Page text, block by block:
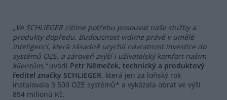
„Ve SCHLIEGER cítíme potřebu posouvat naše služby a
produkty dopředu. Budoucnost vidíme právě v umělé
inteligenci, která zásadně urychlí návratnost investice do
systémů OZE, a zároveň zvýší i uživatelský komfort našim
klientům,“uvádí Petr Němeček, technický a produktový
ředitel značky SCHLIEGER, která jen za loňský rok
instalovala 3 500 OZE systémů* a vykázala obrat ve výši
894 milionů Kč.